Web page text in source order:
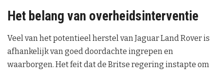
Het belang van overheidsinterventie
Veel van het potentieel herstel van Jaguar Land Rover is
afhankelijk van goed doordachte ingrepen en
waarborgen. Het feit dat de Britse regering instapte om